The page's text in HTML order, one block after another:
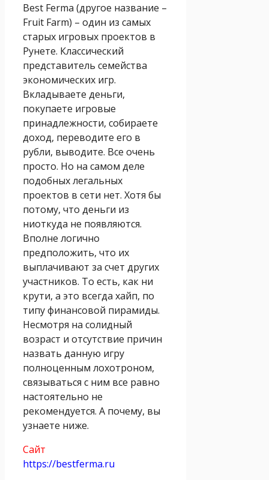
Best Ferma (другое название –
Fruit Farm) – один из самых
старых игровых проектов в
Рунете. Классический
представитель семейства
экономических игр.
Вкладываете деньги,
покупаете игровые
принадлежности, собираете
доход, переводите его в
рубли, выводите. Все очень
просто. Но на самом деле
подобных легальных
проектов в сети нет. Хотя бы
потому, что деньги из
ниоткуда не появляются.
Вполне логично
предположить, что их
выплачивают за счет других
участников. То есть, как ни
крути, а это всегда хайп, по
типу финансовой пирамиды.
Несмотря на солидный
возраст и отсутствие причин
назвать данную игру
полноценным лохотроном,
связываться с ним все равно
настоятельно не
рекомендуется. А почему, вы
узнаете ниже.
Сайт
https://bestferma.ru